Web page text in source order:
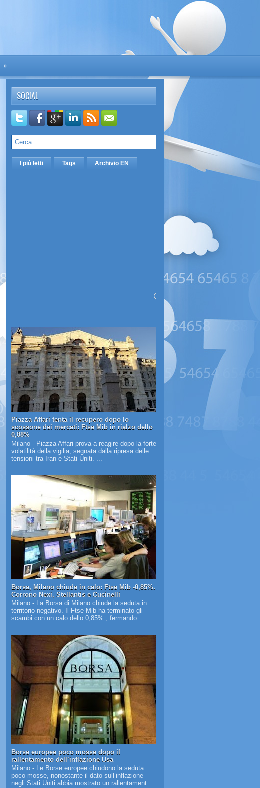
»
SOCIAL
I più letti Tags Archivio EN
Piazza Affari tenta il recupero dopo lo
scossone dei mercati: Ftse Mib in rialzo dello
0,88%
Milano - Piazza Affari prova a reagire dopo la forte
volatilità della vigilia, segnata dalla ripresa delle
tensioni tra Iran e Stati Uniti. ...
Borsa, Milano chiude in calo: Ftse Mib -0,85%.
Corrono Nexi, Stellantis e Cucinelli
Milano - La Borsa di Milano chiude la seduta in
territorio negativo. Il Ftse Mib ha terminato gli
scambi con un calo dello 0,85% , fermando...
Borse europee poco mosse dopo il
rallentamento dell’inflazione Usa
Milano - Le Borse europee chiudono la seduta
poco mosse, nonostante il dato sull’inflazione
negli Stati Uniti abbia mostrato un rallentament...